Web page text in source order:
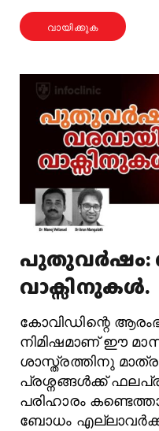
വായിക്കുക
പുതുവർഷം:
വാക്സിനുകൾ.
കോവിഡിന്റെ
നിമിഷമാണ് ഈ
ശാസ്ത്രത്തിനു
പ്രശ്നങ്ങൾക്ക്
പരിഹാരം
ബോധം